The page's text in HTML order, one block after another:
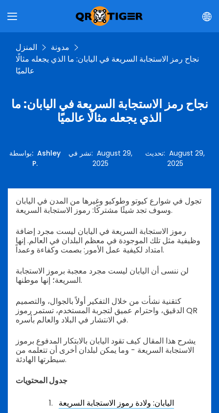
المنزل
مدونة
نجاح رمز الاستجابة السريعة في اليابان: ما الذي يجعله مثالًا
عالميًا
نجاح رمز الاستجابة السريعة في اليابان: ما
الذي يجعله مثالًا عالميًا
بواسطة:Ashley
P.
نشر في:August 29,
2025
تحديث: August 29,
2025
تجول في شوارع كيوتو وطوكيو وغيرها من المدن في اليابان
وسوف تجد شيئًا مشتركًا: رموز الاستجابة السريعة.
رموز الاستجابة السريعة في اليابان ليست مجرد إضافة
وظيفية مثل تلك الموجودة في معظم البلدان في العالم. إنها
امتداد لكيفية عمل الأمور: بصمت وكفاءة وعمداً.
لن ننسى أن اليابان ليست مجرد معجبة برموز الاستجابة
السريعة؛ إنها موطنها.
كتقنية نشأت من خلال التفكير أولاً بالجوال، والتصميم
الدقيق، واحترام عميق لتجربة المستخدم، تستمر رموز QR
في الانتشار في البلاد والعالم بأسره.
يشرح هذا المقال كيف تقود اليابان بالابتكار المدفوع برموز
الاستجابة السريعة - وما يمكن لبلدان أخرى أن تتعلمه من
سيطرتها الهادئة.
جدول المحتويات
اليابان: ولادة رموز الاستجابة السريعة